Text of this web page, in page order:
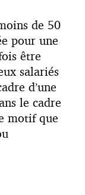
de 50
pour une
être
salariés
d’une
le cadre
motif que